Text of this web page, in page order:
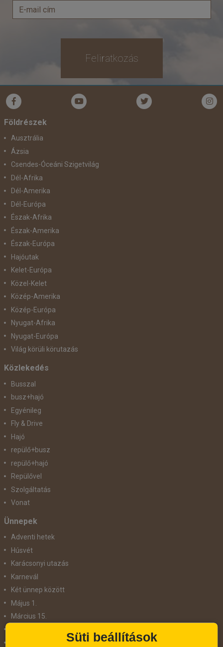
Feliratkozás
Földrészek
Ausztrália
Ázsia
Csendes-Óceáni Szigetvilág
Dél-Afrika
Dél-Amerika
Dél-Európa
Észak-Afrika
Észak-Amerika
Észak-Európa
Hajóutak
Kelet-Európa
Közel-Kelet
Közép-Amerika
Közép-Európa
Nyugat-Afrika
Nyugat-Európa
Világ körüli körutazás
Közlekedés
Busszal
busz+hajó
Egyénileg
Fly & Drive
Hajó
repülő+busz
repülő+hajó
Repülővel
Szolgáltatás
Vonat
Ünnepek
Adventi hetek
Húsvét
Karácsonyi utazás
Karnevál
Két ünnep között
Május 1.
Március 15.
Süti beállítások